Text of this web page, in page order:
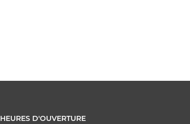
HEURES D'OUVERTURE